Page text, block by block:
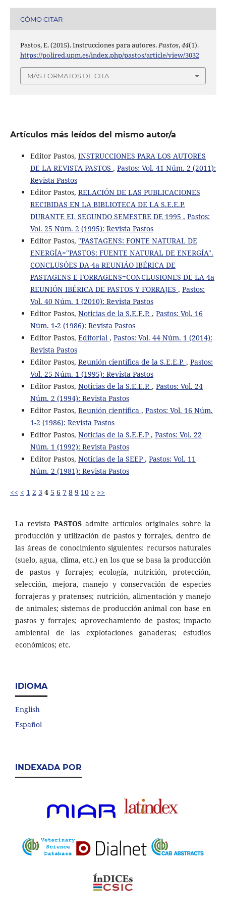
CÓMO CITAR
Pastos, E. (2015). Instrucciones para autores.Pastos,44(1).
https://polired.upm.es/index.php/pastos/article/view/3032
MÁS FORMATOS DE CITA
Artículos más leídos del mismo autor/a
Editor Pastos, INSTRUCCIONES PARA LOS AUTORES
DE LA REVISTA PASTOS , Pastos: Vol. 41 Núm. 2 (2011):
Revista Pastos
Editor Pastos, RELACIÓN DE LAS PUBLICACIONES
RECIBIDAS EN LA BIBLIOTECA DE LA S.E.E.P.
DURANTE EL SEGUNDO SEMESTRE DE 1995 , Pastos:
Vol. 25 Núm. 2 (1995): Revista Pastos
Editor Pastos, "PASTAGENS: FONTE NATURAL DE
ENERGÍA="PASTOS: FUENTE NATURAL DE ENERGÍA".
CONCLUSÓES DA 4a REUNIÁO IBÉRICA DE
PASTAGENS E FORRAGENS=CONCLUSIONES DE LA 4a
REUNIÓN IBÉRICA DE PASTOS Y FORRAJES , Pastos:
Vol. 40 Núm. 1 (2010): Revista Pastos
Editor Pastos, Noticias de la S.E.E.P. , Pastos: Vol. 16
Núm. 1-2 (1986): Revista Pastos
Editor Pastos, Editorial , Pastos: Vol. 44 Núm. 1 (2014):
Revista Pastos
Editor Pastos, Reunión científica de la S.E.E.P. , Pastos:
Vol. 25 Núm. 1 (1995): Revista Pastos
Editor Pastos, Noticias de la S.E.E.P. , Pastos: Vol. 24
Núm. 2 (1994): Revista Pastos
Editor Pastos, Reunión científica , Pastos: Vol. 16 Núm.
1-2 (1986): Revista Pastos
Editor Pastos, Noticias de la S.E.E.P , Pastos: Vol. 22
Núm. 1 (1992): Revista Pastos
Editor Pastos, Noticias de la SEEP , Pastos: Vol. 11
Núm. 2 (1981): Revista Pastos
<< < 1 2 3 4 5 6 7 8 9 10 > >>
La revista PASTOS admite artículos originales sobre la
producción y utilización de pastos y forrajes, dentro de
las áreas de conocimiento siguientes: recursos naturales
(suelo, agua, clima, etc.) en los que se basa la producción
de pastos y forrajes; ecología, nutrición, protección,
selección, mejora, manejo y conservación de especies
forrajeras y pratenses; nutrición, alimentación y manejo
de animales; sistemas de producción animal con base en
pastos y forrajes; aprovechamiento de pastos; impacto
ambiental de las explotaciones ganaderas; estudios
económicos; etc.
IDIOMA
English
Español
INDEXADA POR